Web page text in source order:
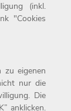
(inkl.
"Cookies
zu eigenen
nur die
Die
anklicken.